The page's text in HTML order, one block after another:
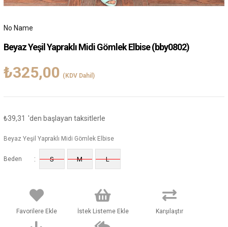
No Name
Beyaz Yeşil Yapraklı Midi Gömlek Elbise(bby0802)
₺325,00 (KDV Dahil)
₺39,31 'den başlayan taksitlerle
Beyaz Yeşil Yapraklı Midi Gömlek Elbise
Beden : S M L
Favorilere Ekle İstek Listeme Ekle Karşılaştır